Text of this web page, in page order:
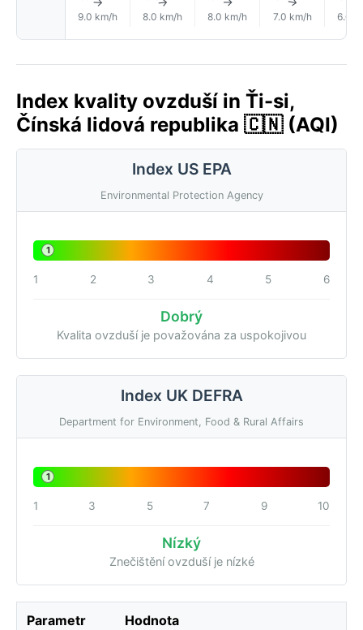
↑
9.0 km/h 8.0 km/h
↑
8.0 km/h 7.0 km/h 6.0
Index kvality ovzduší in Ťi-si,
Čínská lidová republika 🇨🇳 (AQI)
Index US EPA
Environmental Protection Agency
1
1 2 3 4 5 6
Dobrý
Kvalita ovzduší je považována za uspokojivou
Index UK DEFRA
Department for Environment, Food & Rural Affairs
1
1 3 5 7 9 10
Nízký
Znečištění ovzduší je nízké
Parametr Hodnota